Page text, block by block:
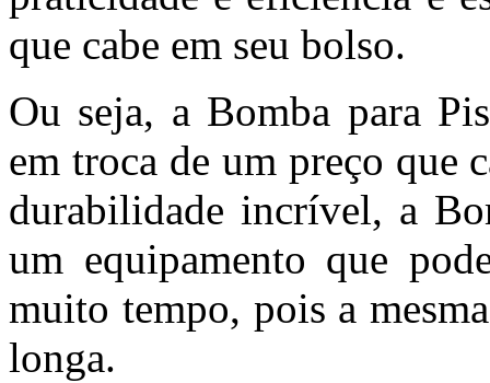
que cabe em seu bolso.
Ou seja, a Bomba para
em troca de um preço que
durabilidade incrível, a
um equipamento que
muito tempo, pois a
longa.